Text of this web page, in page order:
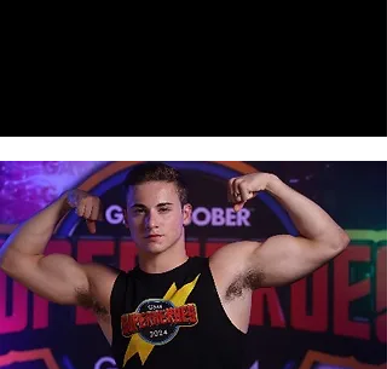
Volg Aydin op Instagram @aydineyikan